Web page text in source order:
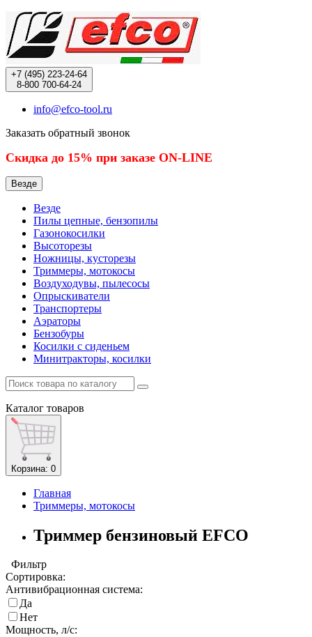
+7 (495) 223-24-64
8-800 700-64-24
info@efco-tool.ru
Заказать обратный звонок
Скидка до 15% при заказе ON-LINE
Везде
Везде
Пилы цепные, бензопилы
Газонокосилки
Высоторезы
Ножницы, кусторезы
Триммеры, мотокосы
Воздуходувы, пылесосы
Опрыскиватели
Транспортеры
Аэраторы
Бензобуры
Косилки с сиденьем
Минитракторы, косилки
Каталог товаров
Корзина: 0
Главная
Триммеры, мотокосы
Триммер бензиновый EFCO
Фильтр
Сортировка:
Антивибрационная система:
Да
Нет
Мощность, л/с: